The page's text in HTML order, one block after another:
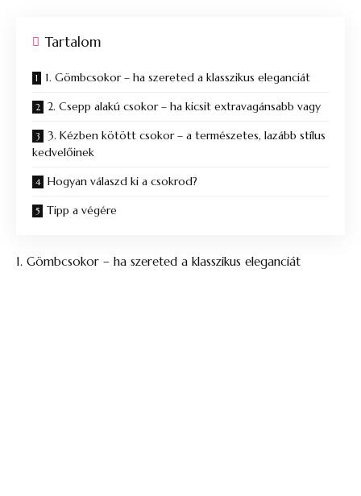
Tartalom
1. Gömbcsokor – ha szereted a klasszikus eleganciát
2. Csepp alakú csokor – ha kicsit extravagánsabb vagy
3. Kézben kötött csokor – a természetes, lazább stílus
kedvelőinek
Hogyan válaszd ki a csokrod?
Tipp a végére
1. Gömbcsokor – ha szereted a klasszikus eleganciát